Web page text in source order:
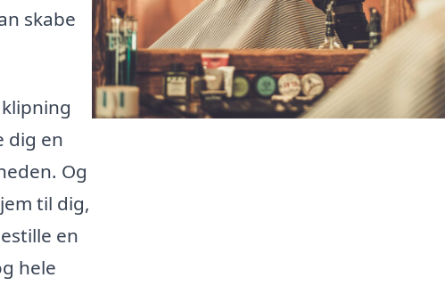
skabe
dig en
Og
til dig,
en
hele